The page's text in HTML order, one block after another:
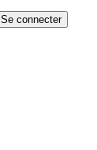
Se connecter